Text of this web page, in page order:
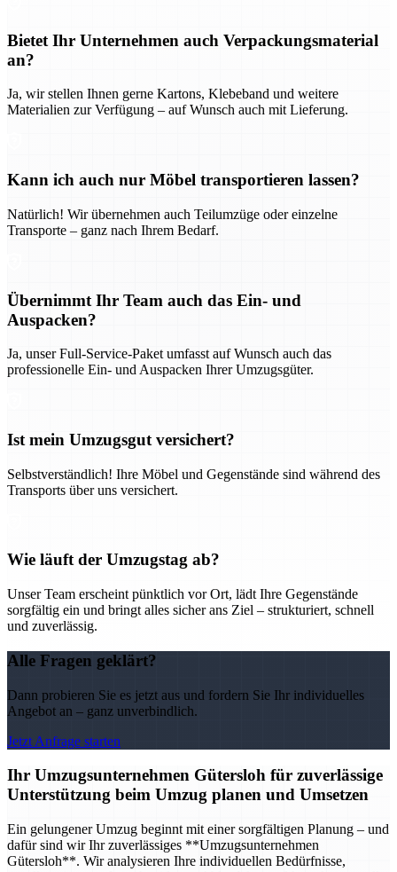
Bietet Ihr Unternehmen auch Verpackungsmaterial
an?
Ja, wir stellen Ihnen gerne Kartons, Klebeband und weitere
Materialien zur Verfügung – auf Wunsch auch mit Lieferung.
Kann ich auch nur Möbel transportieren lassen?
Natürlich! Wir übernehmen auch Teilumzüge oder einzelne
Transporte – ganz nach Ihrem Bedarf.
Übernimmt Ihr Team auch das Ein- und
Auspacken?
Ja, unser Full-Service-Paket umfasst auf Wunsch auch das
professionelle Ein- und Auspacken Ihrer Umzugsgüter.
Ist mein Umzugsgut versichert?
Selbstverständlich! Ihre Möbel und Gegenstände sind während des
Transports über uns versichert.
Wie läuft der Umzugstag ab?
Unser Team erscheint pünktlich vor Ort, lädt Ihre Gegenstände
sorgfältig ein und bringt alles sicher ans Ziel – strukturiert, schnell
und zuverlässig.
Alle Fragen geklärt?
Dann probieren Sie es jetzt aus und fordern Sie Ihr individuelles
Angebot an – ganz unverbindlich.
Jetzt Anfrage starten
Ihr Umzugsunternehmen Gütersloh für zuverlässige
Unterstützung beim Umzug planen und Umsetzen
Ein gelungener Umzug beginnt mit einer sorgfältigen Planung – und
dafür sind wir Ihr zuverlässiges **Umzugsunternehmen
Gütersloh**. Wir analysieren Ihre individuellen Bedürfnisse,